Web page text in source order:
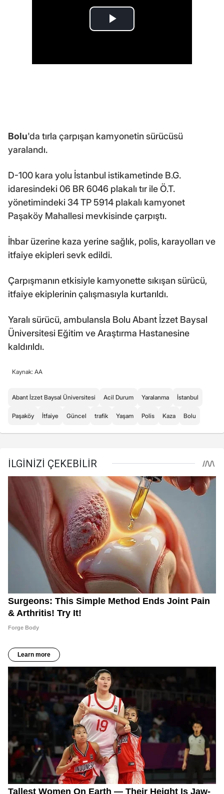
Bolu'da tırla çarpışan kamyonetin sürücüsü
yaralandı.
D-100 kara yolu İstanbul istikametinde B.G.
idaresindeki 06 BR 6046 plakalı tır ile Ö.T.
yönetimindeki 34 TP 5914 plakalı kamyonet
Paşaköy Mahallesi mevkisinde çarpıştı.
İhbar üzerine kaza yerine sağlık, polis, karayolları ve
itfaiye ekipleri sevk edildi.
Çarpışmanın etkisiyle kamyonette sıkışan sürücü,
itfaiye ekiplerinin çalışmasıyla kurtarıldı.
Yaralı sürücü, ambulansla Bolu Abant İzzet Baysal
Üniversitesi Eğitim ve Araştırma Hastanesine
kaldırıldı.
Kaynak: AA
Abant İzzet Baysal Üniversitesi Acil Durum Yaralanma İstanbul
Paşaköy İtfaiye Güncel trafik Yaşam Polis Kaza Bolu